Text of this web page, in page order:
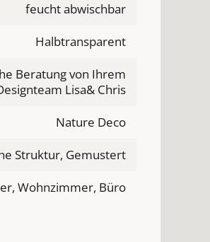
feucht abwischbar
Halbtransparent
Beratung von Ihrem
Lisa& Chris
Nature Deco
Struktur, Gemustert
Wohnzimmer, Büro